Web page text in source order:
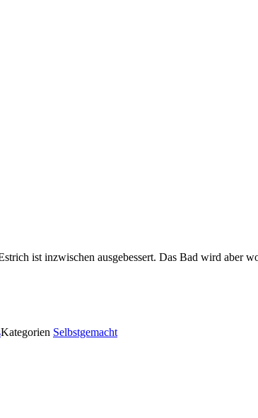
ist inzwischen ausgebessert. Das Bad wird
Kategorien Selbstgemacht